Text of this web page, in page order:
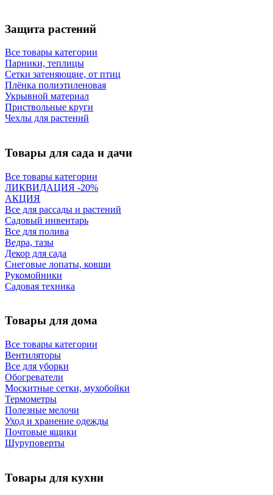
Защита растений
Все товары категории
Парники, теплицы
Сетки затеняющие, от птиц
Плёнка полиэтиленовая
Укрывной материал
Приствольные круги
Чехлы для растений
Товары для сада и дачи
Все товары категории
ЛИКВИДАЦИЯ -20%
АКЦИЯ
Все для рассады и растений
Садовый инвентарь
Все для полива
Ведра, тазы
Декор для сада
Снеговые лопаты, ковши
Рукомойники
Садовая техника
Товары для дома
Все товары категории
Вентиляторы
Все для уборки
Обогреватели
Москитные сетки, мухобойки
Термометры
Полезные мелочи
Уход и хранение одежды
Почтовые ящики
Шуруповерты
Товары для кухни